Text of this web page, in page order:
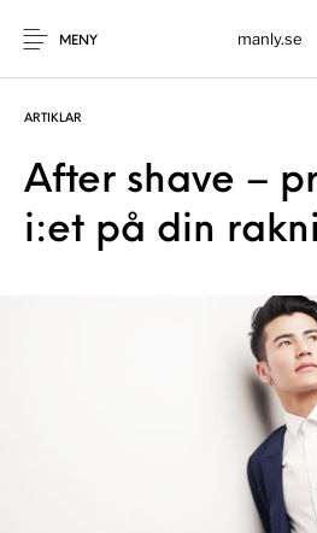
MENY manly.se
ARTIKLAR
After shave –
i:et på din